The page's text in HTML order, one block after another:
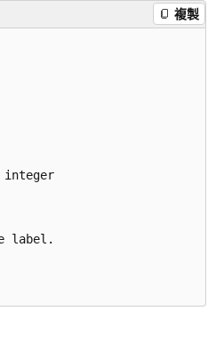
複製
integer
label.